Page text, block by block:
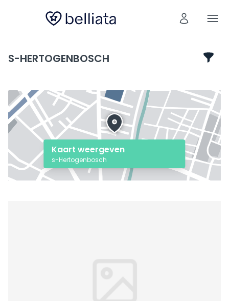
S-HERTOGENBOSCH
Kaart weergeven
s-Hertogenbosch